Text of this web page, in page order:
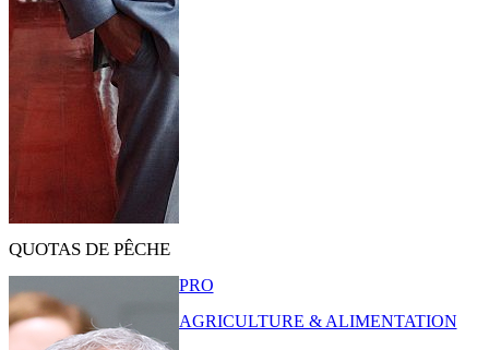
QUOTAS DE PÊCHE
PRO
AGRICULTURE & ALIMENTATION